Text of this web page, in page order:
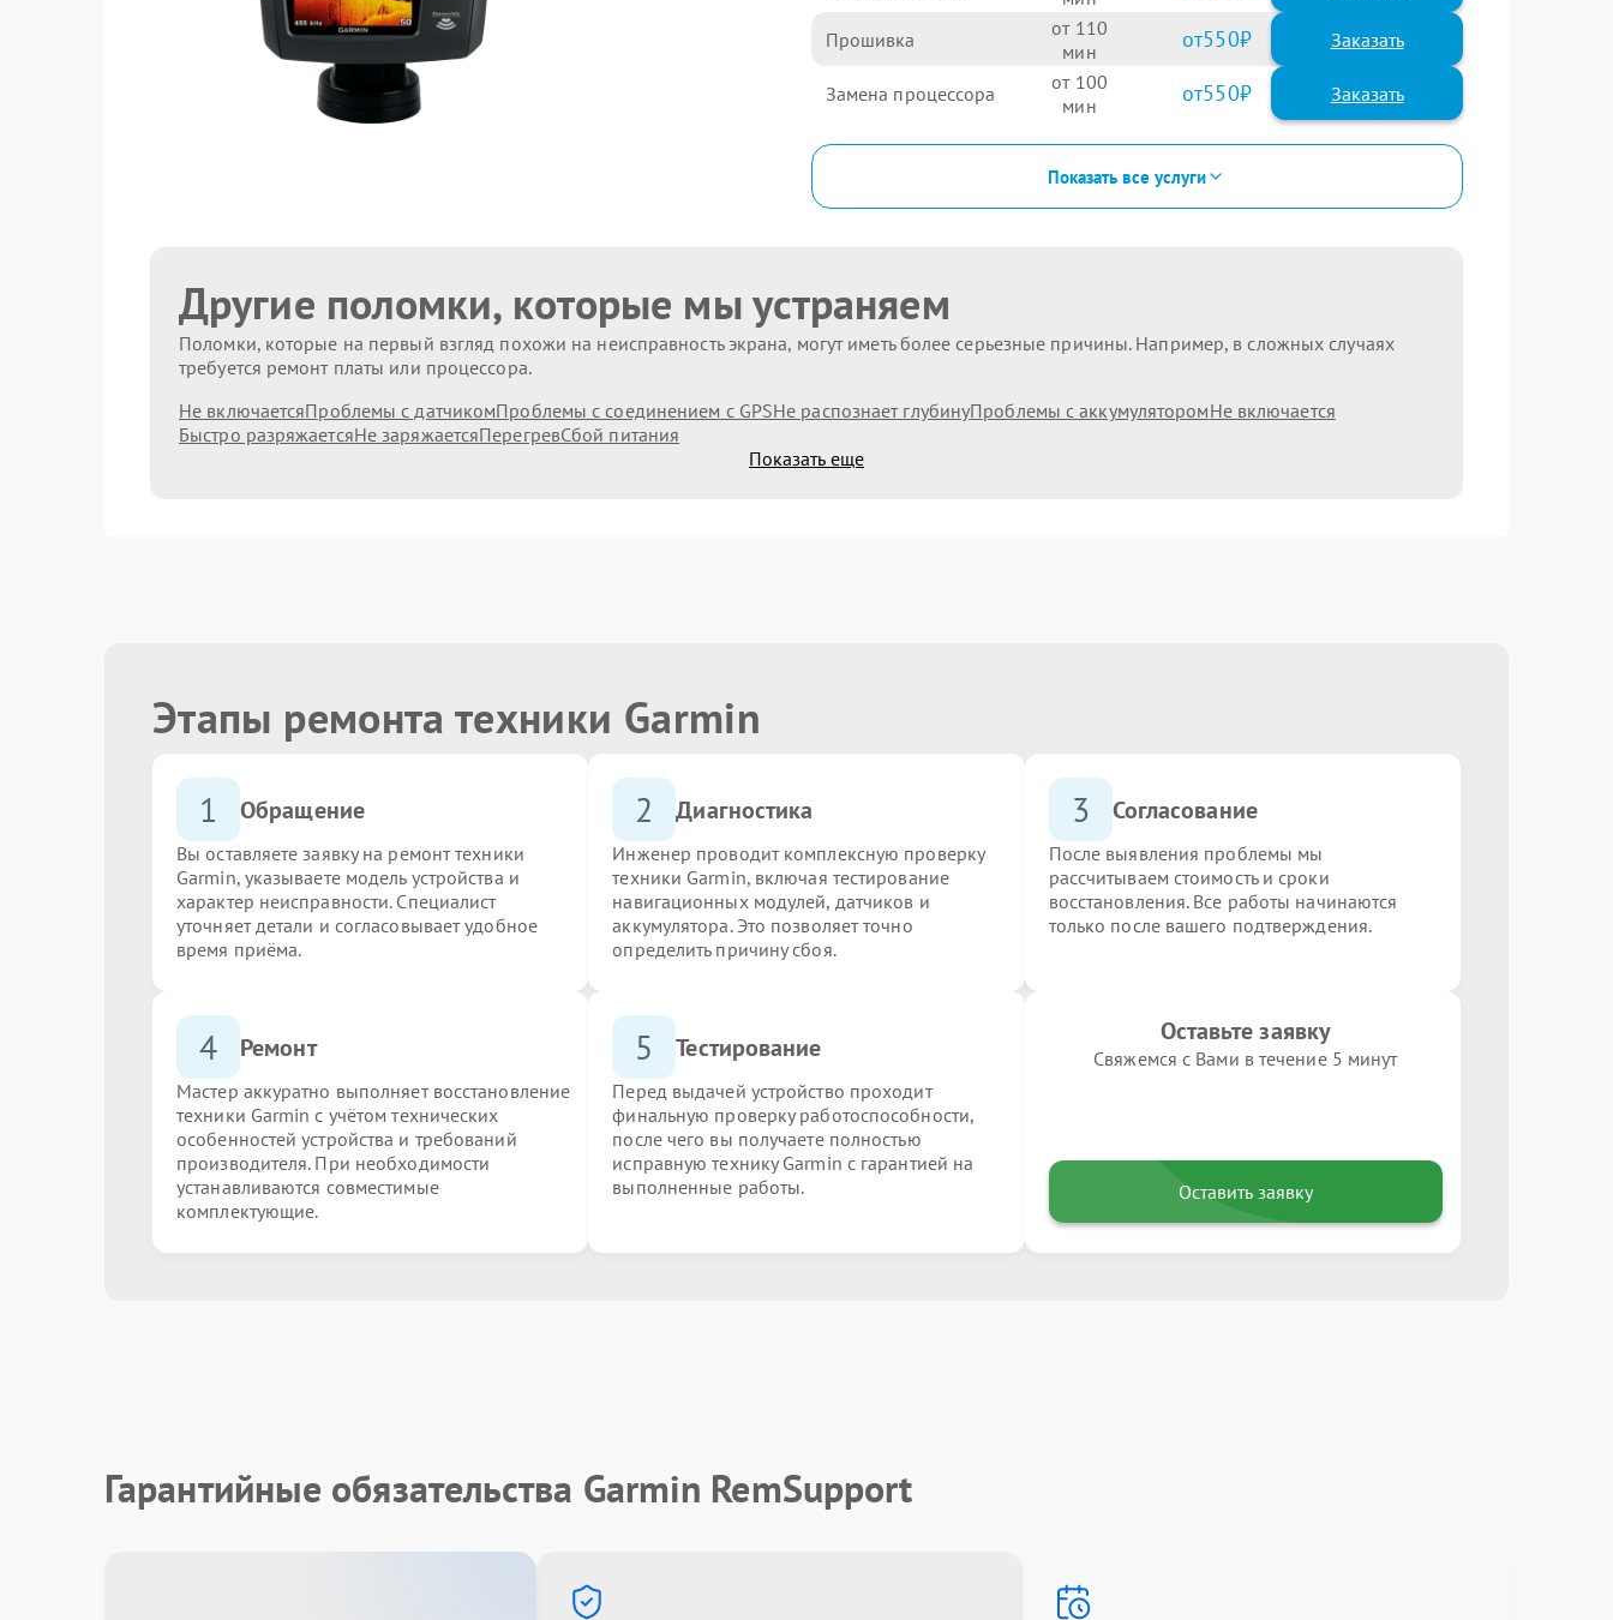
Прошивка 110 550
Замена процессора 100 550
Показать все услуги
Другие поломки, которые мы устраняем
Поломки, которые на первый взгляд похожи на неисправность экрана, могут иметь более серьезные причины. Например, в сложных случаях
требуется ремонт платы или процессора.
Не включаетсяПроблемы с датчикомПроблемы с соединением с GPSНе распознает глубинуПроблемы с аккумуляторомНе включается
Быстро разряжаетсяНе заряжаетсяПерегревСбой питания
Показать еще
Этапы ремонта техники Garmin
1 Обращение
Вы оставляете заявку на ремонт техники
Garmin, указываете модель устройства и
характер неисправности. Специалист
уточняет детали и согласовывает удобное
время приёма.
2 Диагностика
Инженер проводит комплексную проверку
техники Garmin, включая тестирование
навигационных модулей, датчиков и
аккумулятора. Это позволяет точно
определить причину сбоя.
3 Согласование
После выявления проблемы мы
рассчитываем стоимость и сроки
восстановления. Все работы начинаются
только после вашего подтверждения.
4 Ремонт
Мастер аккуратно выполняет восстановление
техники Garmin с учётом технических
особенностей устройства и требований
производителя. При необходимости
устанавливаются совместимые
комплектующие.
5 Тестирование
Перед выдачей устройство проходит
финальную проверку работоспособности,
после чего вы получаете полностью
исправную технику Garmin с гарантией на
выполненные работы.
Оставьте заявку
Свяжемся с Вами в течение 5 минут
Оставить заявку
Гарантийные обязательства Garmin RemSupport